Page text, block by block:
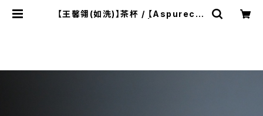
【王馨翎(如洗)】茶杯 / 【Aspurecer